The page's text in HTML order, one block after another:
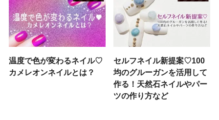
温度で色が変わるネイル♡
カメレオンネイルとは？
セルフネイル新提案♡100
均のグルーガンを活用して
作る！天然石ネイルやパー
ツの作り方など